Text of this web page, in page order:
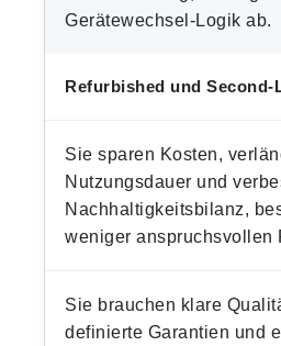
Gerätewechsel-Logik ab.
Refurbished und Second-
Sie sparen Kosten,
Nutzungsdauer und
Nachhaltigkeitsbilanz,
weniger anspruchsvollen
Sie brauchen klare
definierte Garantien und